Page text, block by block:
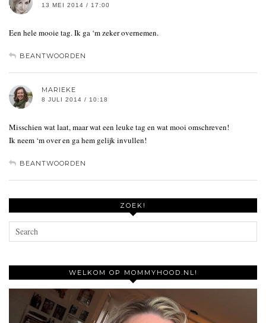
13 MEI 2014 / 17:00
Een hele mooie tag. Ik ga ‘m zeker overnemen.
BEANTWOORDEN
MARIEKE
8 JULI 2014 / 10:18
Misschien wat laat, maar wat een leuke tag en wat mooi omschreven!
Ik neem ‘m over en ga hem gelijk invullen!
BEANTWOORDEN
ZOEK!
WELKOM OP MOMMYHOOD.NL!